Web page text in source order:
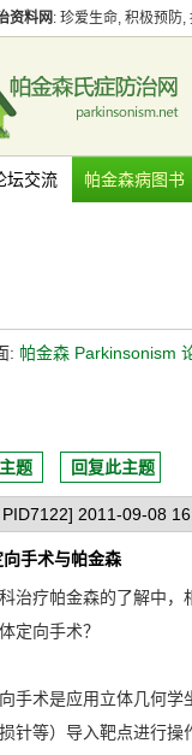
资料网 : 珍爱生命, 积极预防,
坛交流 帕金森病图书
: 帕金森 Parkinsonism
题 回复此主题
2011-09-08
向手术与帕金森
治疗帕金森的了解中，
定向手术？
手术是应用立体几何
针等）导入靶点进行